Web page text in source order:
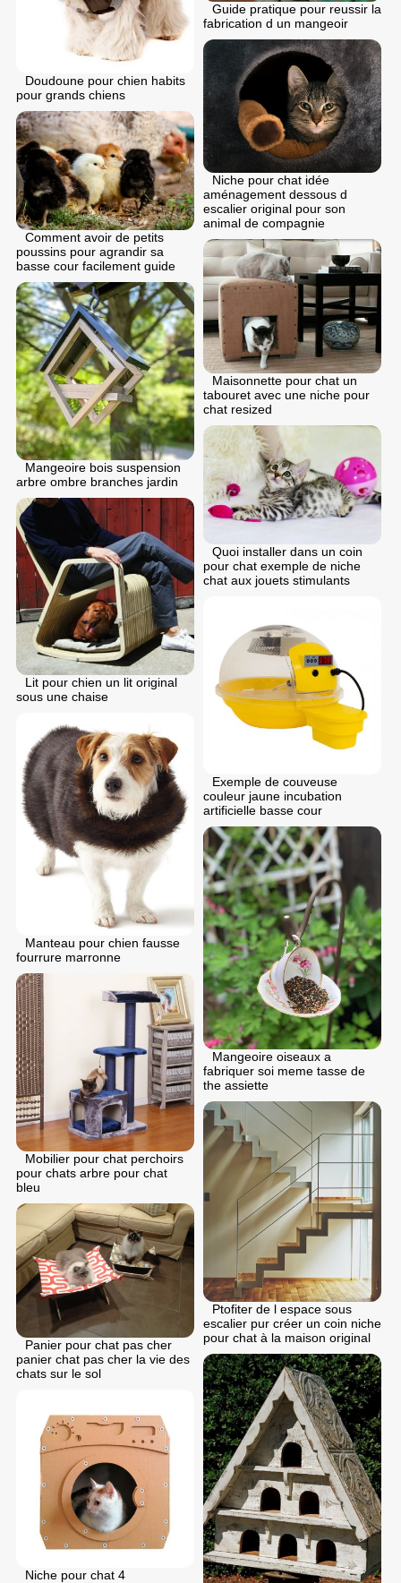
Guide pratique pour reussir la
fabrication d un mangeoir
Doudoune pour chien habits
pour grands chiens
Niche pour chat idée
aménagement dessous d
escalier original pour son
animal de compagnie
Comment avoir de petits
poussins pour agrandir sa
basse cour facilement guide
Maisonnette pour chat un
tabouret avec une niche pour
chat resized
Mangeoire bois suspension
arbre ombre branches jardin
Quoi installer dans un coin
pour chat exemple de niche
chat aux jouets stimulants
Lit pour chien un lit original
sous une chaise
Exemple de couveuse
couleur jaune incubation
artificielle basse cour
Manteau pour chien fausse
fourrure marronne
Mangeoire oiseaux a
fabriquer soi meme tasse de
the assiette
Mobilier pour chat perchoirs
pour chats arbre pour chat
bleu
Ptofiter de l espace sous
escalier pur créer un coin niche
pour chat à la maison original
Panier pour chat pas cher
panier chat pas cher la vie des
chats sur le sol
Niche pour chat 4